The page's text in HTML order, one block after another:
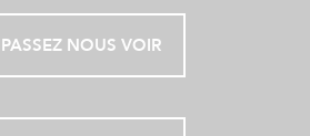
PASSEZ NOUS VOIR